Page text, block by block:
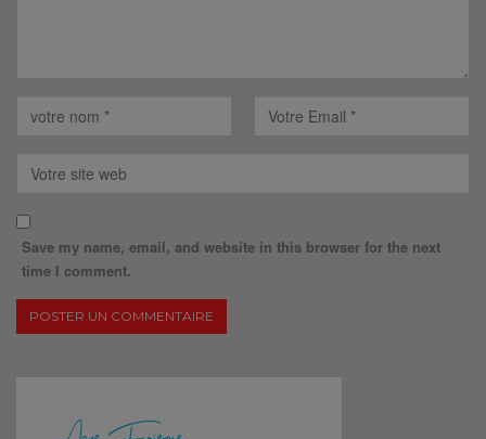
Save my name, email, and website in this browser for the next
time I comment.